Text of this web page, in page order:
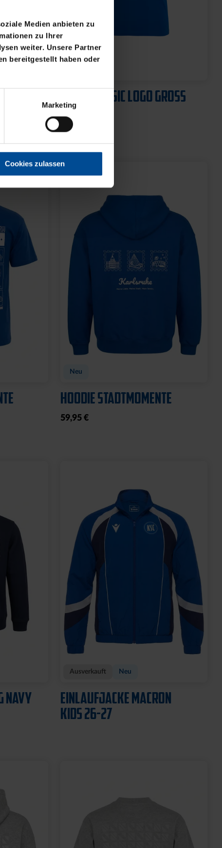
Medien anbieten zu
zu Ihrer
weiter. Unsere Partner
bereitgestellt haben oder
Marketing
Cookies zulassen
T-SHIRT BASIC LOGO GROSS
21,95 €
Neu
HOODIE STADTMOMENTE
59,95 €
NAVY
Ausverkauft Neu
EINLAUFJACKE MACRON
KIDS 26-27